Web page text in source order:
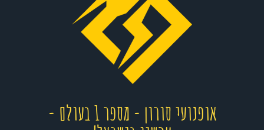
אופנועי סורון - מספר 1 בעולם -